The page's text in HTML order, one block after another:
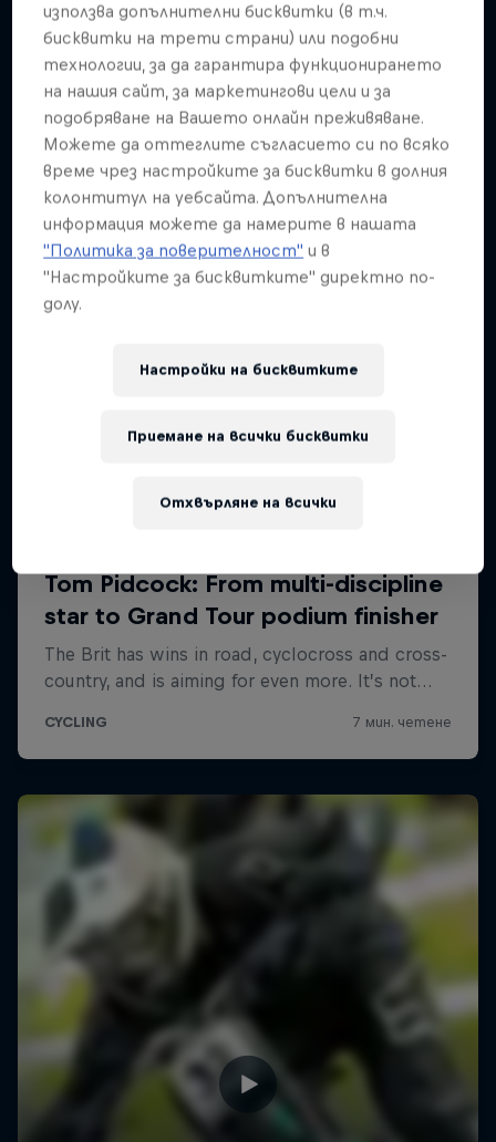
използва допълнителни бисквитки (в т.ч.
бисквитки на трети страни) или подобни
технологии, за да гарантира функционирането
на нашия сайт, за маркетингови цели и за
подобряване на Вашето онлайн преживяване.
Можете да оттеглите съгласието си по всяко
време чрез настройките за бисквитки в долния
колонтитул на уебсайта. Допълнителна
информация можете да намерите в нашата
"Политика за поверителност" и в
"Настройките за бисквитките" директно по-
долу.
Настройки на бисквитките
Отхвърляне на всички
Приемане на всички бисквитки